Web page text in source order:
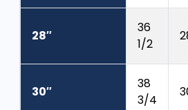
28″
36
1/2
30″
38
3/4